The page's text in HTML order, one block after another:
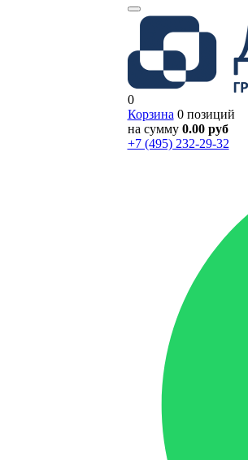
0
Корзина 0 позиций
на сумму 0.00 руб
+7 (495) 232-29-32